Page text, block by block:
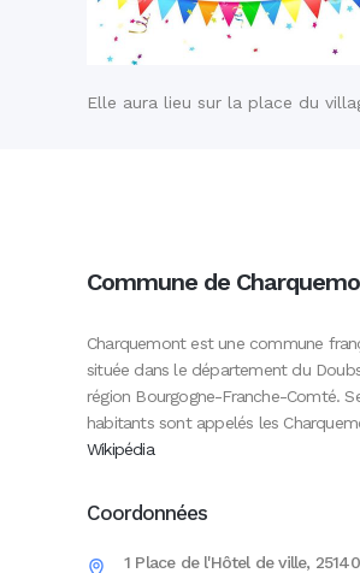
Elle aura lieu sur la place du
Commune de
Charquemont est une commune
située dans le département du
région Bourgogne-Franche-Comté.
habitants sont appelés les
Wikipédia
Coordonnées
1 Place de l'Hôtel de ville, 25140